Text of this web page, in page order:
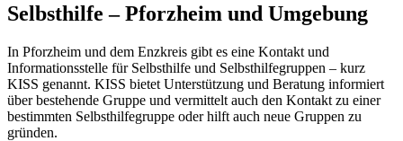
Selbsthilfe – Pforzheim und Umgebung
In Pforzheim und dem Enzkreis gibt es eine Kontakt und
Informationsstelle für Selbsthilfe und Selbsthilfegruppen – kurz
KISS genannt. KISS bietet Unterstützung und Beratung informiert
über bestehende Gruppe und vermittelt auch den Kontakt zu einer
bestimmten Selbsthilfegruppe oder hilft auch neue Gruppen zu
gründen.